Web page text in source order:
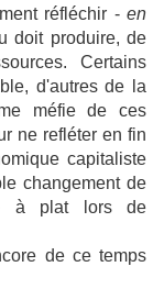
réfléchir - en
doit produire, de
Certains
d'autres de la
méfie de ces
ne refléter en fin
capitaliste
changement de
à plat lors de
de ce temps